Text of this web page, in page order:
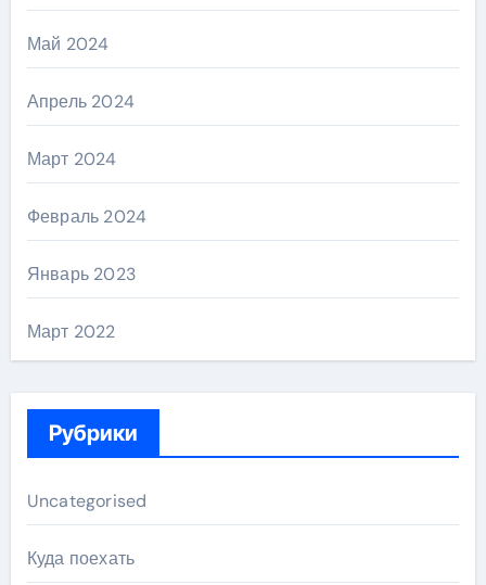
Май 2024
Апрель 2024
Март 2024
Февраль 2024
Январь 2023
Март 2022
Рубрики
Uncategorised
Куда поехать